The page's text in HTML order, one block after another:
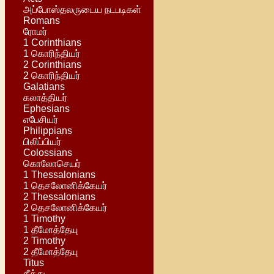
அப்போஸ்தலருடைய நடபடிகள்
Romans
ரோமர்
1 Corinthians
1 கொரிந்தியர்
2 Corinthians
2 கொரிந்தியர்
Galatians
கலாத்தியர்
Ephesians
எபேசியர்
Philippians
பிலிப்பியர்
Colossians
கொலோசெயர்
1 Thessalonians
1 தெசலோனிக்கேயர்
2 Thessalonians
2 தெசலோனிக்கேயர்
1 Timothy
1 தீமோத்தேயு
2 Timothy
2 தீமோத்தேயு
Titus